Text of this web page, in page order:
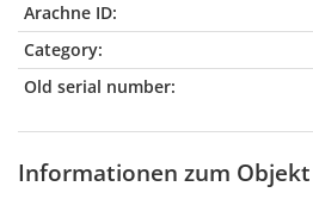
Arachne ID:
Category:
Old serial number:
Informationen zum Objekt